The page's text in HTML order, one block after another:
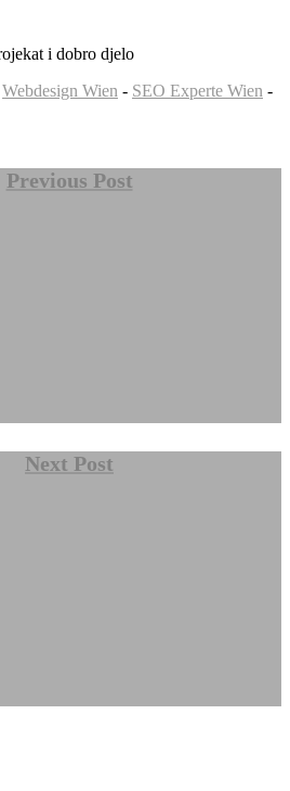
i dobro djelo
Webdesign Wien - SEO Experte Wien -
Previous Post
Next Post